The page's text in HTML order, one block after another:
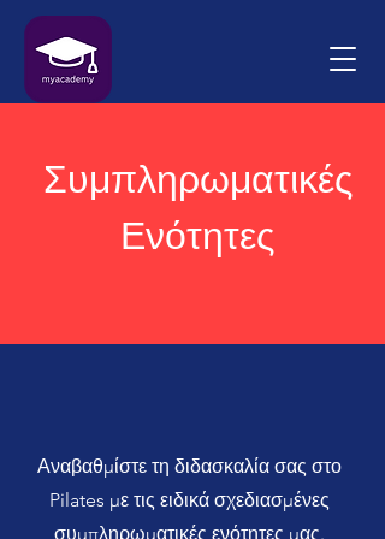
Συμπληρωματικές
Ενότητες
Αναβαθμίστε τη διδασκαλία σας στο
Pilates με τις ειδικά σχεδιασμένες
συμπληρωματικές ενότητες μας.